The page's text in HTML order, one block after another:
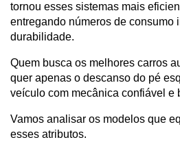
tornou esses sistemas mais
entregando números de consumo
durabilidade.
Quem busca os melhores carros
quer apenas o descanso do pé
veículo com mecânica confiável e
Vamos analisar os modelos que
esses atributos.